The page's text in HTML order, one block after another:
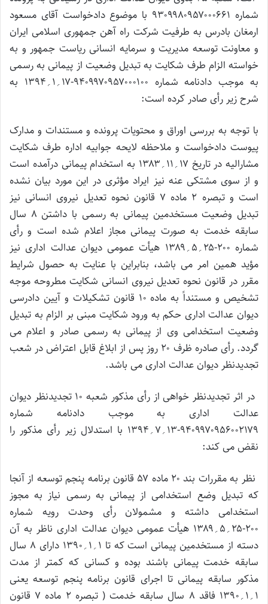
شماره ۹۳۰۹۹۸۰۹۵۷۰۰۰۶۶۱ با موضوع دادخواست آقای مسعود
ارمغان بادرس به طرفیت شرکت راه آهن جمهوری اسلامی ایران
و معاونت توسعه مدیریت و سرمایه انسانی ریاست جمهور و به
خواسته الزام طرف شکایت به تبدیل وضعیت از پیمانی به رسمی
به موجب دادنامه شماره ۹۴۰۹۹۷۰۹۵۷۰۰۰۱۰۰-۱۷؍۱؍۱۳۹۴ به
شرح زیر رأی صادر کرده است:
با توجه به بررسی اوراق و محتویات پرونده و مستندات و مدارک
پیوست دادخواست و ملاحظه لایحه جوابیه اداره طرف شکایت
مشارالیه در تاریخ ۱۷؍۱۱؍۱۳۸۳ به استخدام پیمانی درآمده است
و از سوی مشتکی عنه نیز ایراد مؤثری در این مورد بیان نشده
است و تبصره ۲ ماده ۷ قانون نحوه تعدیل نیروی انسانی نیز
تبدیل وضعیت مستخدمین پیمانی به رسمی با داشتن ۸ سال
سابقه خدمت به صورت پیمانی مجاز اعلام شده است و رأی
شماره ۲۰۰-۲۵؍۵؍۱۳۸۹ هیأت عمومی دیوان عدالت اداری نیز
مؤید همین امر می باشد، بنابراین با عنایت به حصول شرایط
مقرر در قانون نحوه تعدیل نیروی انسانی شکایت مطروحه موجه
تشخیص و مستنداً به ماده ۱۰ قانون تشکیلات و آیین دادرسی
دیوان عدالت اداری حکم به ورود شکایت مبنی بر الزام به تبدیل
وضعیت استخدامی وی از پیمانی به رسمی صادر و اعلام می
گردد. رأی صادره ظرف ۲۰ روز پس از ابلاغ قابل اعتراض در شعب
تجدیدنظر دیوان عدالت اداری می باشد.
در اثر تجدیدنظر خواهی از رأی مذکور شعبه ۱۰ تجدیدنظر دیوان
عدالت اداری به موجب دادنامه شماره
۹۴۰۹۹۷۰۹۵۶۰۰۲۱۷۹-۱۳؍۷؍۱۳۹۴ با استدلال زیر رأی مذکور را
نقض می کند:
نظر به مقررات بند ۲۰ ماده ۵۷ قانون برنامه پنجم توسعه از آنجا
که تبدیل وضع استخدامی از پیمانی به رسمی نیاز به مجوز
استخدامی داشته و مشمولان رأی وحدت رویه شماره
۲۰۰-۲۵؍۵؍۱۳۸۹ هیأت عمومی دیوان عدالت اداری ناظر به آن
دسته از مستخدمین پیمانی است که تا ۱؍۱؍۱۳۹۰ دارای ۸ سال
سابقه خدمت پیمانی باشند بوده و کسانی که کمتر از مدت
مذکور سابقه پیمانی تا اجرای قانون برنامه پنجم توسعه یعنی
۱؍۱؍۱۳۹۰ فاقد ۸ سال سابقه خدمت ( تبصره ۲ ماده ۷ قانون